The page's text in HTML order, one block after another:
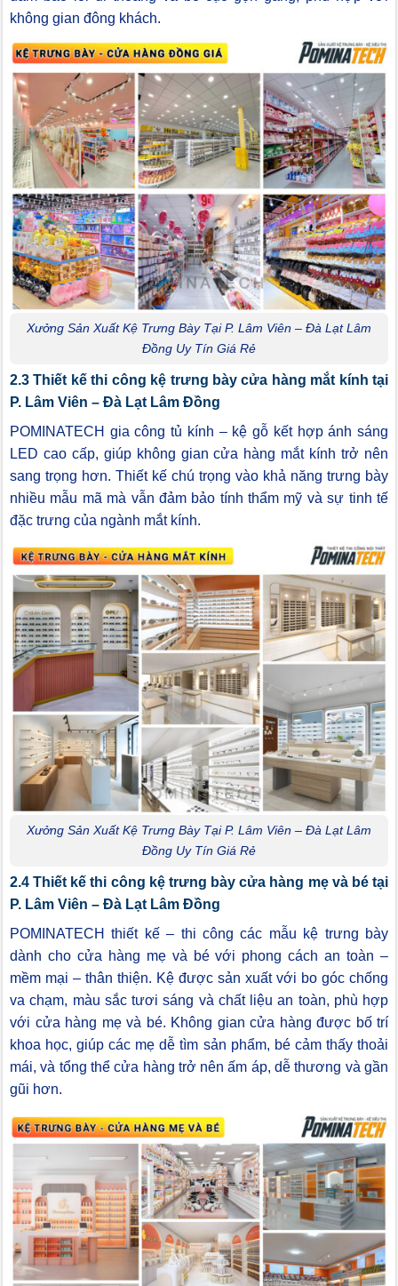
không gian đông khách.
Xưởng Sản Xuất Kệ Trưng Bày Tại P. Lâm Viên – Đà Lạt Lâm
Đồng Uy Tín Giá Rẻ
2.3 Thiết kế thi công kệ trưng bày cửa hàng mắt kính tại
P. Lâm Viên – Đà Lạt Lâm Đồng
POMINATECH gia công tủ kính – kệ gỗ kết hợp ánh sáng
LED cao cấp, giúp không gian cửa hàng mắt kính trở nên
sang trọng hơn. Thiết kế chú trọng vào khả năng trưng bày
nhiều mẫu mã mà vẫn đảm bảo tính thẩm mỹ và sự tinh tế
đặc trưng của ngành mắt kính.
Xưởng Sản Xuất Kệ Trưng Bày Tại P. Lâm Viên – Đà Lạt Lâm
Đồng Uy Tín Giá Rẻ
2.4 Thiết kế thi công kệ trưng bày cửa hàng mẹ và bé tại
P. Lâm Viên – Đà Lạt Lâm Đồng
POMINATECH thiết kế – thi công các mẫu kệ trưng bày
dành cho cửa hàng mẹ và bé với phong cách an toàn –
mềm mại – thân thiện. Kệ được sản xuất với bo góc chống
va chạm, màu sắc tươi sáng và chất liệu an toàn, phù hợp
với cửa hàng mẹ và bé. Không gian cửa hàng được bố trí
khoa học, giúp các mẹ dễ tìm sản phẩm, bé cảm thấy thoải
mái, và tổng thể cửa hàng trở nên ấm áp, dễ thương và gần
gũi hơn.